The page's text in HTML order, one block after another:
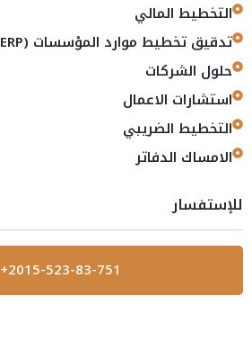
التخطيط المالي
تدقيق تخطيط موارد المؤسسات (ERP) والتحقق من السلامة
حلول الشركات
استشارات الاعمال
التخطيط الضريبي
الامساك الدفاتر
للإستفسار
+2015-523-83-751